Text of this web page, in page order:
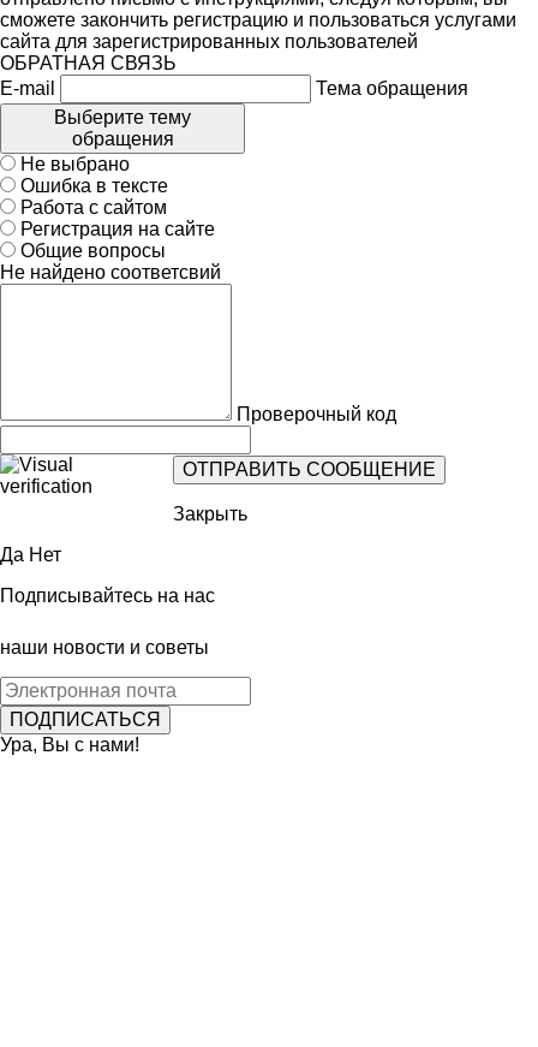
сможете закончить регистрацию и пользоваться услугами
сайта для зарегистрированных пользователей
ОБРАТНАЯ СВЯЗЬ
E-mail
Тема обращения
Выберите тему
обращения
Не выбрано
Ошибка в тексте
Работа с сайтом
Регистрация на сайте
Общие вопросы
Не найдено соответсвий
Проверочный код
Закрыть
Да Нет
Подписывайтесь на нас
наши новости и советы
Ура, Вы с нами!